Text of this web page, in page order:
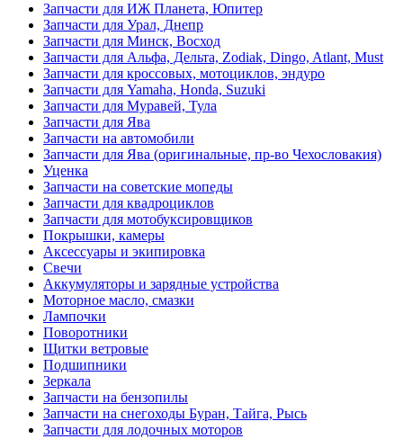
Запчасти для ИЖ Планета, Юпитер
Запчасти для Урал, Днепр
Запчасти для Минск, Восход
Запчасти для Альфа, Дельта, Zodiak, Dingo, Atlant, Must
Запчасти для кроссовых, мотоциклов, эндуро
Запчасти для Yamaha, Honda, Suzuki
Запчасти для Муравей, Тула
Запчасти для Ява
Запчасти на автомобили
Запчасти для Ява (оригинальные, пр-во Чехословакия)
Уценка
Запчасти на советские мопеды
Запчасти для квадроциклов
Запчасти для мотобуксировщиков
Покрышки, камеры
Аксессуары и экипировка
Свечи
Аккумуляторы и зарядные устройства
Моторное масло, смазки
Лампочки
Поворотники
Щитки ветровые
Подшипники
Зеркала
Запчасти на бензопилы
Запчасти на снегоходы Буран, Тайга, Рысь
Запчасти для лодочных моторов